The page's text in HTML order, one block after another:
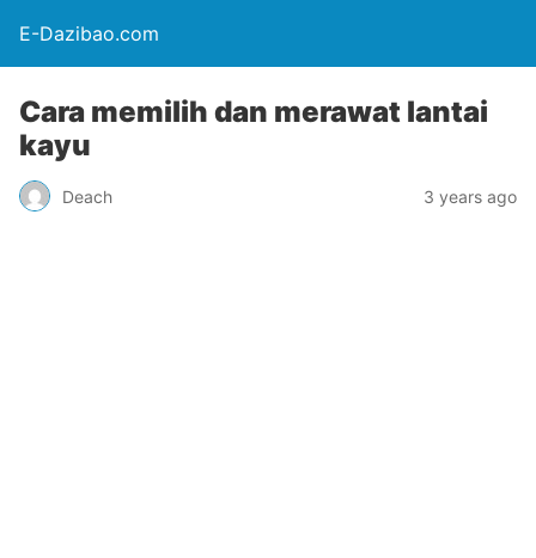
E-Dazibao.com
Cara memilih dan merawat lantai
kayu
Deach 3 years ago